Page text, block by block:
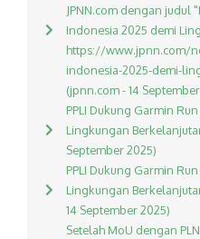
JPNN.com dengan judul
Indonesia 2025 demi
https://www.jpnn.com/
indonesia-2025-demi-
(jpnn.com - 14
PPLI Dukung Garmin
Lingkungan
September 2025)
PPLI Dukung Garmin
Lingkungan
14 September 2025)
Setelah MoU dengan